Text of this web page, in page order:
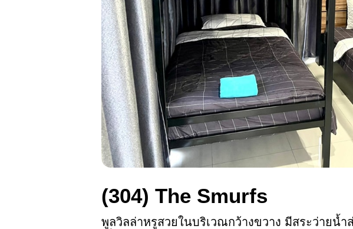
(304) The Smurfs
พูลวิลล่าหรูสวยในบริเวณกว้างขวาง มีสระว่ายน้